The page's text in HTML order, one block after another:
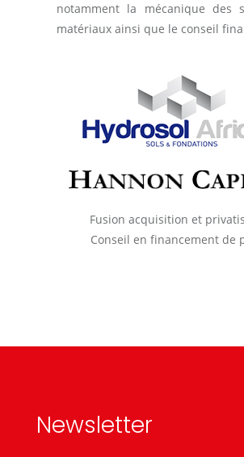
notamment la mécanique des
matériaux ainsi que le conseil
Fusion acquisition et
Conseil en financement de
Newsletter